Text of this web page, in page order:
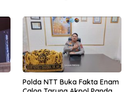
Polda NTT Buka Fakta Enam